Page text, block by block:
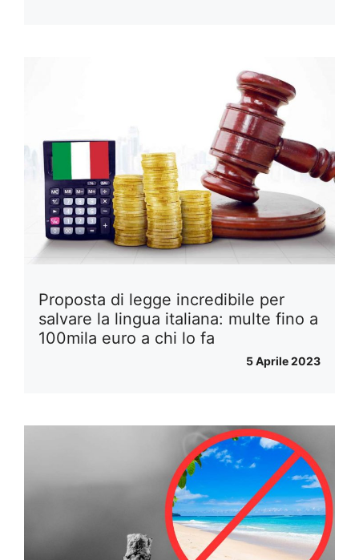
Proposta di legge incredibile per
salvare la lingua italiana: multe fino a
100mila euro a chi lo fa
5 Aprile 2023